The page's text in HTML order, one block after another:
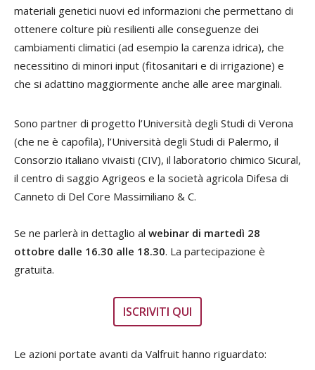
materiali genetici nuovi ed informazioni che permettano di
ottenere colture più resilienti alle conseguenze dei
cambiamenti climatici (ad esempio la carenza idrica), che
necessitino di minori input (fitosanitari e di irrigazione) e
che si adattino maggiormente anche alle aree marginali.
Sono partner di progetto l’Università degli Studi di Verona
(che ne è capofila), l’Università degli Studi di Palermo, il
Consorzio italiano vivaisti (CIV), il laboratorio chimico Sicural,
il centro di saggio Agrigeos e la società agricola Difesa di
Canneto di Del Core Massimiliano & C.
Se ne parlerà in dettaglio al webinar di martedì 28
ottobre dalle 16.30 alle 18.30. La partecipazione è
gratuita.
ISCRIVITI QUI
Le azioni portate avanti da Valfruit hanno riguardato: